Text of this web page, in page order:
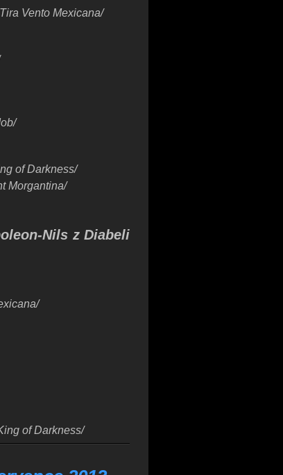
Vento Mexicana/
of Darkness/
Morgantina/
Nils z Diabeli
of Darkness/